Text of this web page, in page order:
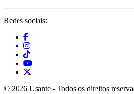
Redes sociais:
© 2026 Usante - Todos os direitos